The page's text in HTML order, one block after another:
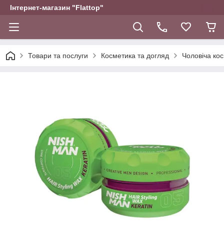
Інтернет-магазин "Flattop"
Товари та послуги Косметика та догляд Чоловіча